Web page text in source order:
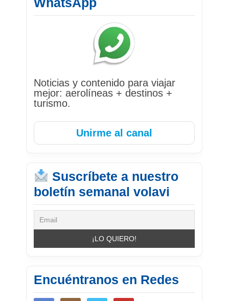
Noticias y contenido para viajar
mejor: aerolíneas + destinos +
turismo.
Unirme al canal
Suscríbete a nuestro
boletín semanal volavi
Encuéntranos en Redes